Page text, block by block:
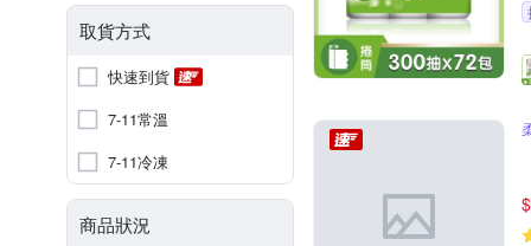
取貨方式
快速到貨
7-11常溫
7-11冷凍
商品狀況
$